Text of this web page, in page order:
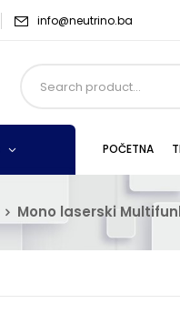
info@neutrino.ba
POČETNA
Mono laserski